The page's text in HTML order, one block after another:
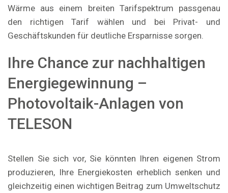
Wärme aus einem breiten Tarifspektrum passgenau
den richtigen Tarif wählen und bei Privat- und
Geschäftskunden für deutliche Ersparnisse sorgen.
Ihre Chance zur nachhaltigen
Energiegewinnung –
Photovoltaik-Anlagen von
TELESON
Stellen Sie sich vor, Sie könnten Ihren eigenen Strom
produzieren, Ihre Energiekosten erheblich senken und
gleichzeitig einen wichtigen Beitrag zum Umweltschutz